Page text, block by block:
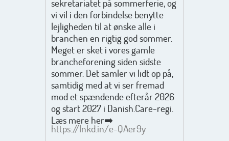
sekretariatet på sommerferie, og
vi vil i den forbindelse benytte
lejligheden til at ønske alle i
branchen en rigtig god sommer.
Meget er sket i vores gamle
brancheforening siden sidste
sommer. Det samler vi lidt op på,
samtidig med at vi ser fremad
mod et spændende efterår 2026
og start 2027 i Danish.Care-regi.
Læs mere her➡️
https://lnkd.in/e-QAer9y